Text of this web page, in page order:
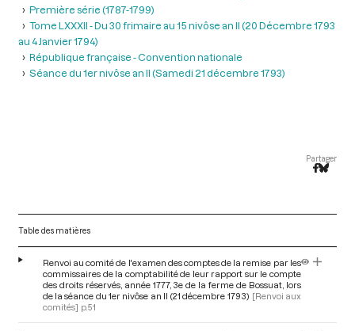
Première série (1787-1799)
Tome LXXXII - Du 30 frimaire au 15 nivôse an II (20 Décembre 1793
au 4 Janvier 1794)
République française - Convention nationale
Séance du 1er nivôse an II (Samedi 21 décembre 1793)
Partager
Table des matières
Renvoi au comité de l'examen des comptes de la remise par les
commissaires de la comptabilité de leur rapport sur le compte
des droits réservés, année 1777, 3e de la ferme de Bossuat, lors
de la séance du 1er nivôse an II (21 décembre 1793) [Renvoi aux
comités] p.51